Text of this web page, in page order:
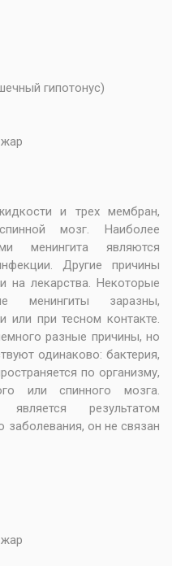
гипотонус)
и трех мембран,
мозг. Наиболее
менингита являются
Другие причины
на лекарства. Некоторые
менингиты заразны,
или при тесном контакте.
разные причины, но
одинаково: бактерия,
по организму,
или спинного мозга.
результатом
заболевания, он не связан